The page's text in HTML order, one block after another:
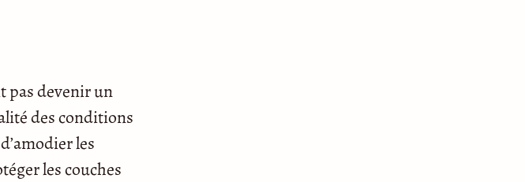
pas devenir un
des conditions
les
les couches